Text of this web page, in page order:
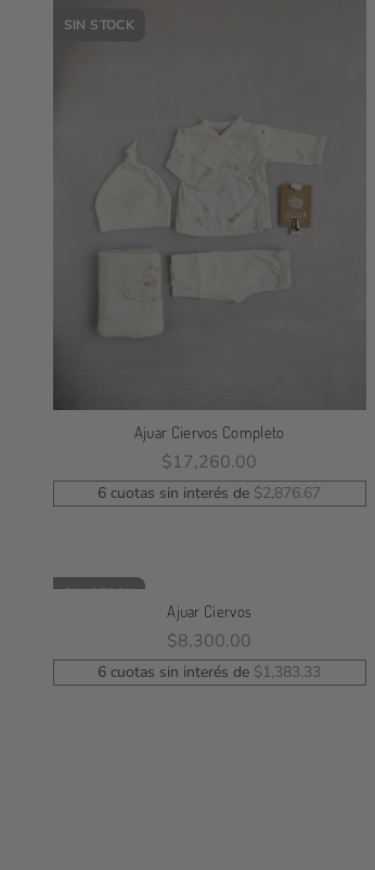
SIN STOCK
Ajuar Ciervos Completo
$17,260.00
Leer Más
6 cuotas sin interés de $2,876.67
SIN STOCK
Ajuar Ciervos
$8,300.00
Leer Más
6 cuotas sin interés de $1,383.33